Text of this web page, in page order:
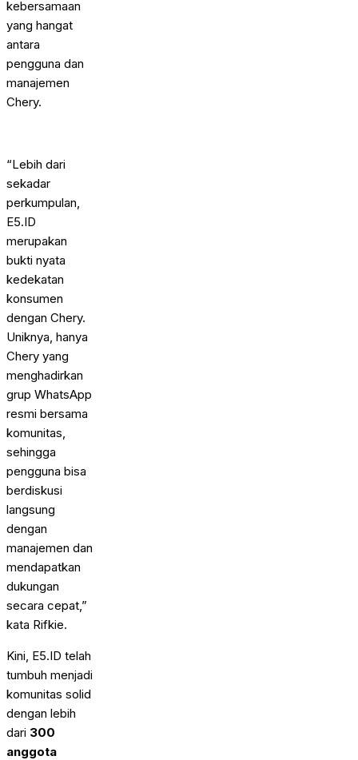
kebersamaan
yang hangat
antara
pengguna dan
manajemen
Chery.
“Lebih dari
sekadar
perkumpulan,
E5.ID
merupakan
bukti nyata
kedekatan
konsumen
dengan Chery.
Uniknya, hanya
Chery yang
menghadirkan
grup WhatsApp
resmi bersama
komunitas,
sehingga
pengguna bisa
berdiskusi
langsung
dengan
manajemen dan
mendapatkan
dukungan
secara cepat,”
kata Rifkie.
Kini, E5.ID telah
tumbuh menjadi
komunitas solid
dengan lebih
dari 300
anggota